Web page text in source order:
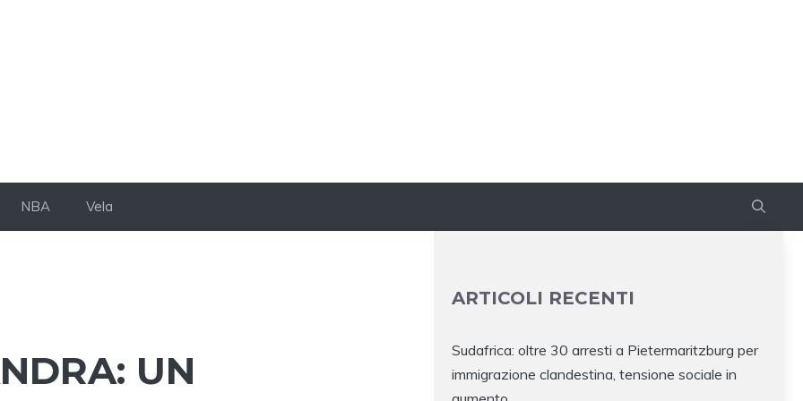
NBA Vela
UN
ARTICOLI RECENTI
Sudafrica: oltre 30 arresti a Pietermaritzburg per
immigrazione clandestina, tensione sociale in